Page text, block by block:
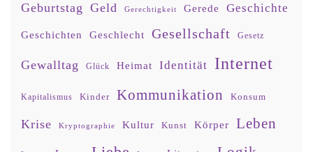
Geburtstag Geld Gerechtigkeit Gerede Geschichte
Geschichten Geschlecht Gesellschaft Gesetz
Gewalltag Glück Heimat Identität Internet
Kapitalismus Kinder Kommunikation Konsum
Krise Kryptographie Kultur Kunst Körper Leben